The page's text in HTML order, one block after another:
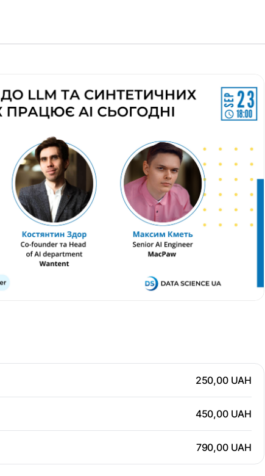
250,00 UAH
450,00 UAH
790,00 UAH